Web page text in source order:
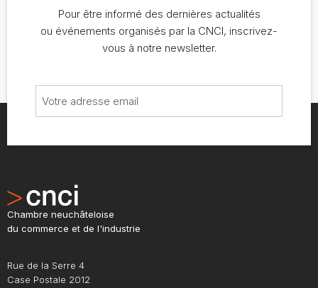
Pour être informé des dernières actualités
ou événements organisés par la CNCI, inscrivez-
vous à notre newsletter.
Chambre neuchâteloise
du commerce et de l'industrie
Rue de la Serre 4
Case Postale 2012